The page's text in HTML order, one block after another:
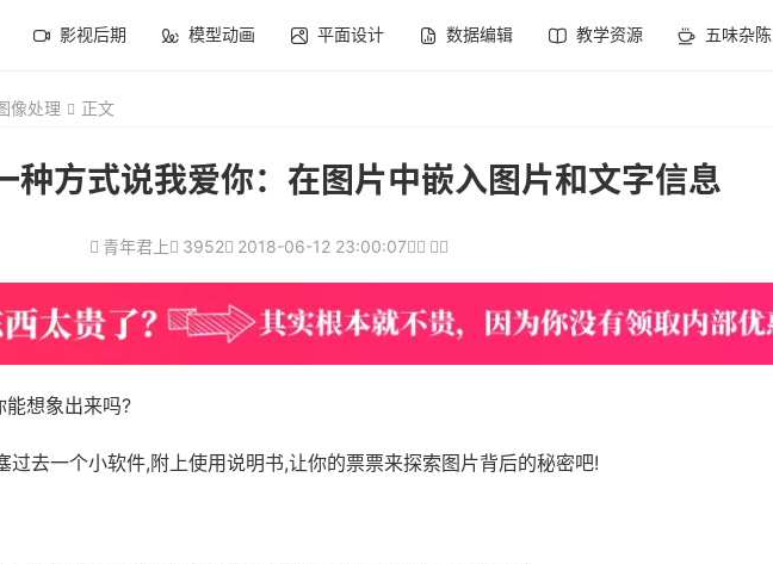
影视后期 模型动画 平面设计 数据编辑 教学资源 五味杂陈
像处理 正文
方式说我爱你：在图片中嵌入图片和文字信息
青年君上 3952 2018-06-12 23:00:07
想象出来吗?
去一个小软件,附上使用说明书,让你的票票来探索图片背后的秘密吧!